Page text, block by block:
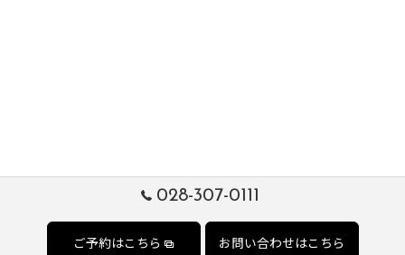
028-307-0111
ご予約はこちら お問い合わせはこちら